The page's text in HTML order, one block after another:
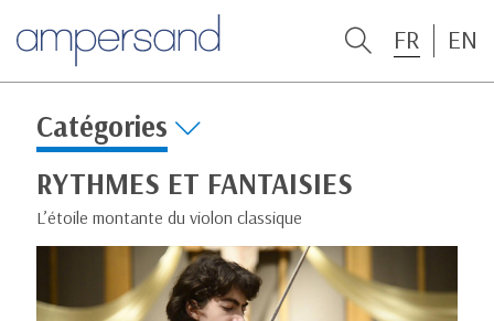
FR EN
Catégories
RYTHMES ET FANTAISIES
L’étoile montante du violon classique